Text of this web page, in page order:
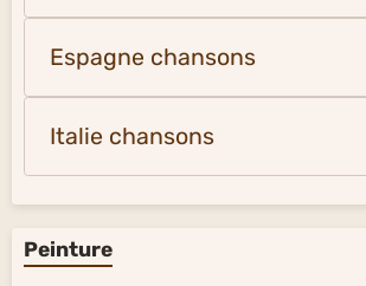
Espagne chansons
Italie chansons
Peinture